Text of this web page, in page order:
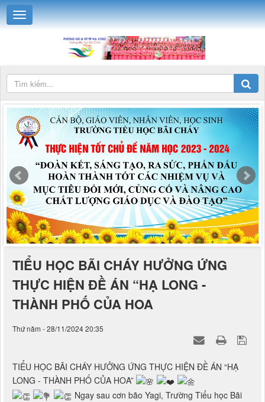
TIỂU HỌC BÃI CHÁY HƯỞNG ỨNG
THỰC HIỆN ĐỀ ÁN “HẠ LONG -
THÀNH PHỐ CỦA HOA
Thứ năm - 28/11/2024 20:35
TIỂU HỌC BÃI CHÁY HƯỞNG ỨNG THỰC HIỆN ĐỀ ÁN “HẠ
LONG - THÀNH PHỐ CỦA HOA”
Ngay sau cơn bão Yagi, Trường Tiểu học Bãi